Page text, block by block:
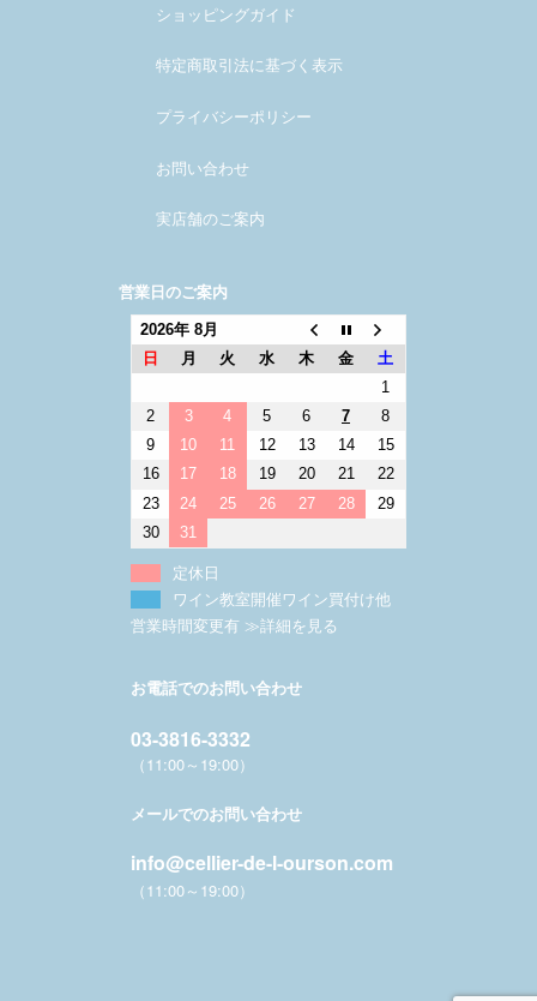
ショッピングガイド
特定商取引法に基づく表示
プライバシーポリシー
お問い合わせ
実店舗のご案内
営業日のご案内
2026年 8月
日
月 火 水 木 金
土
1
2
3 4 5 6 7
8
9
10 11 12 13 14
15
16
17 18 19 20 21
22
23
24 25 26 27 28
29
30
31
定休日
ワイン教室開催ワイン買付け他
営業時間変更有 ≫詳細を見る
お電話でのお問い合わせ
03-3816-3332
（11:00～19:00）
メールでのお問い合わせ
info@cellier-de-l-ourson.com
（11:00～19:00）